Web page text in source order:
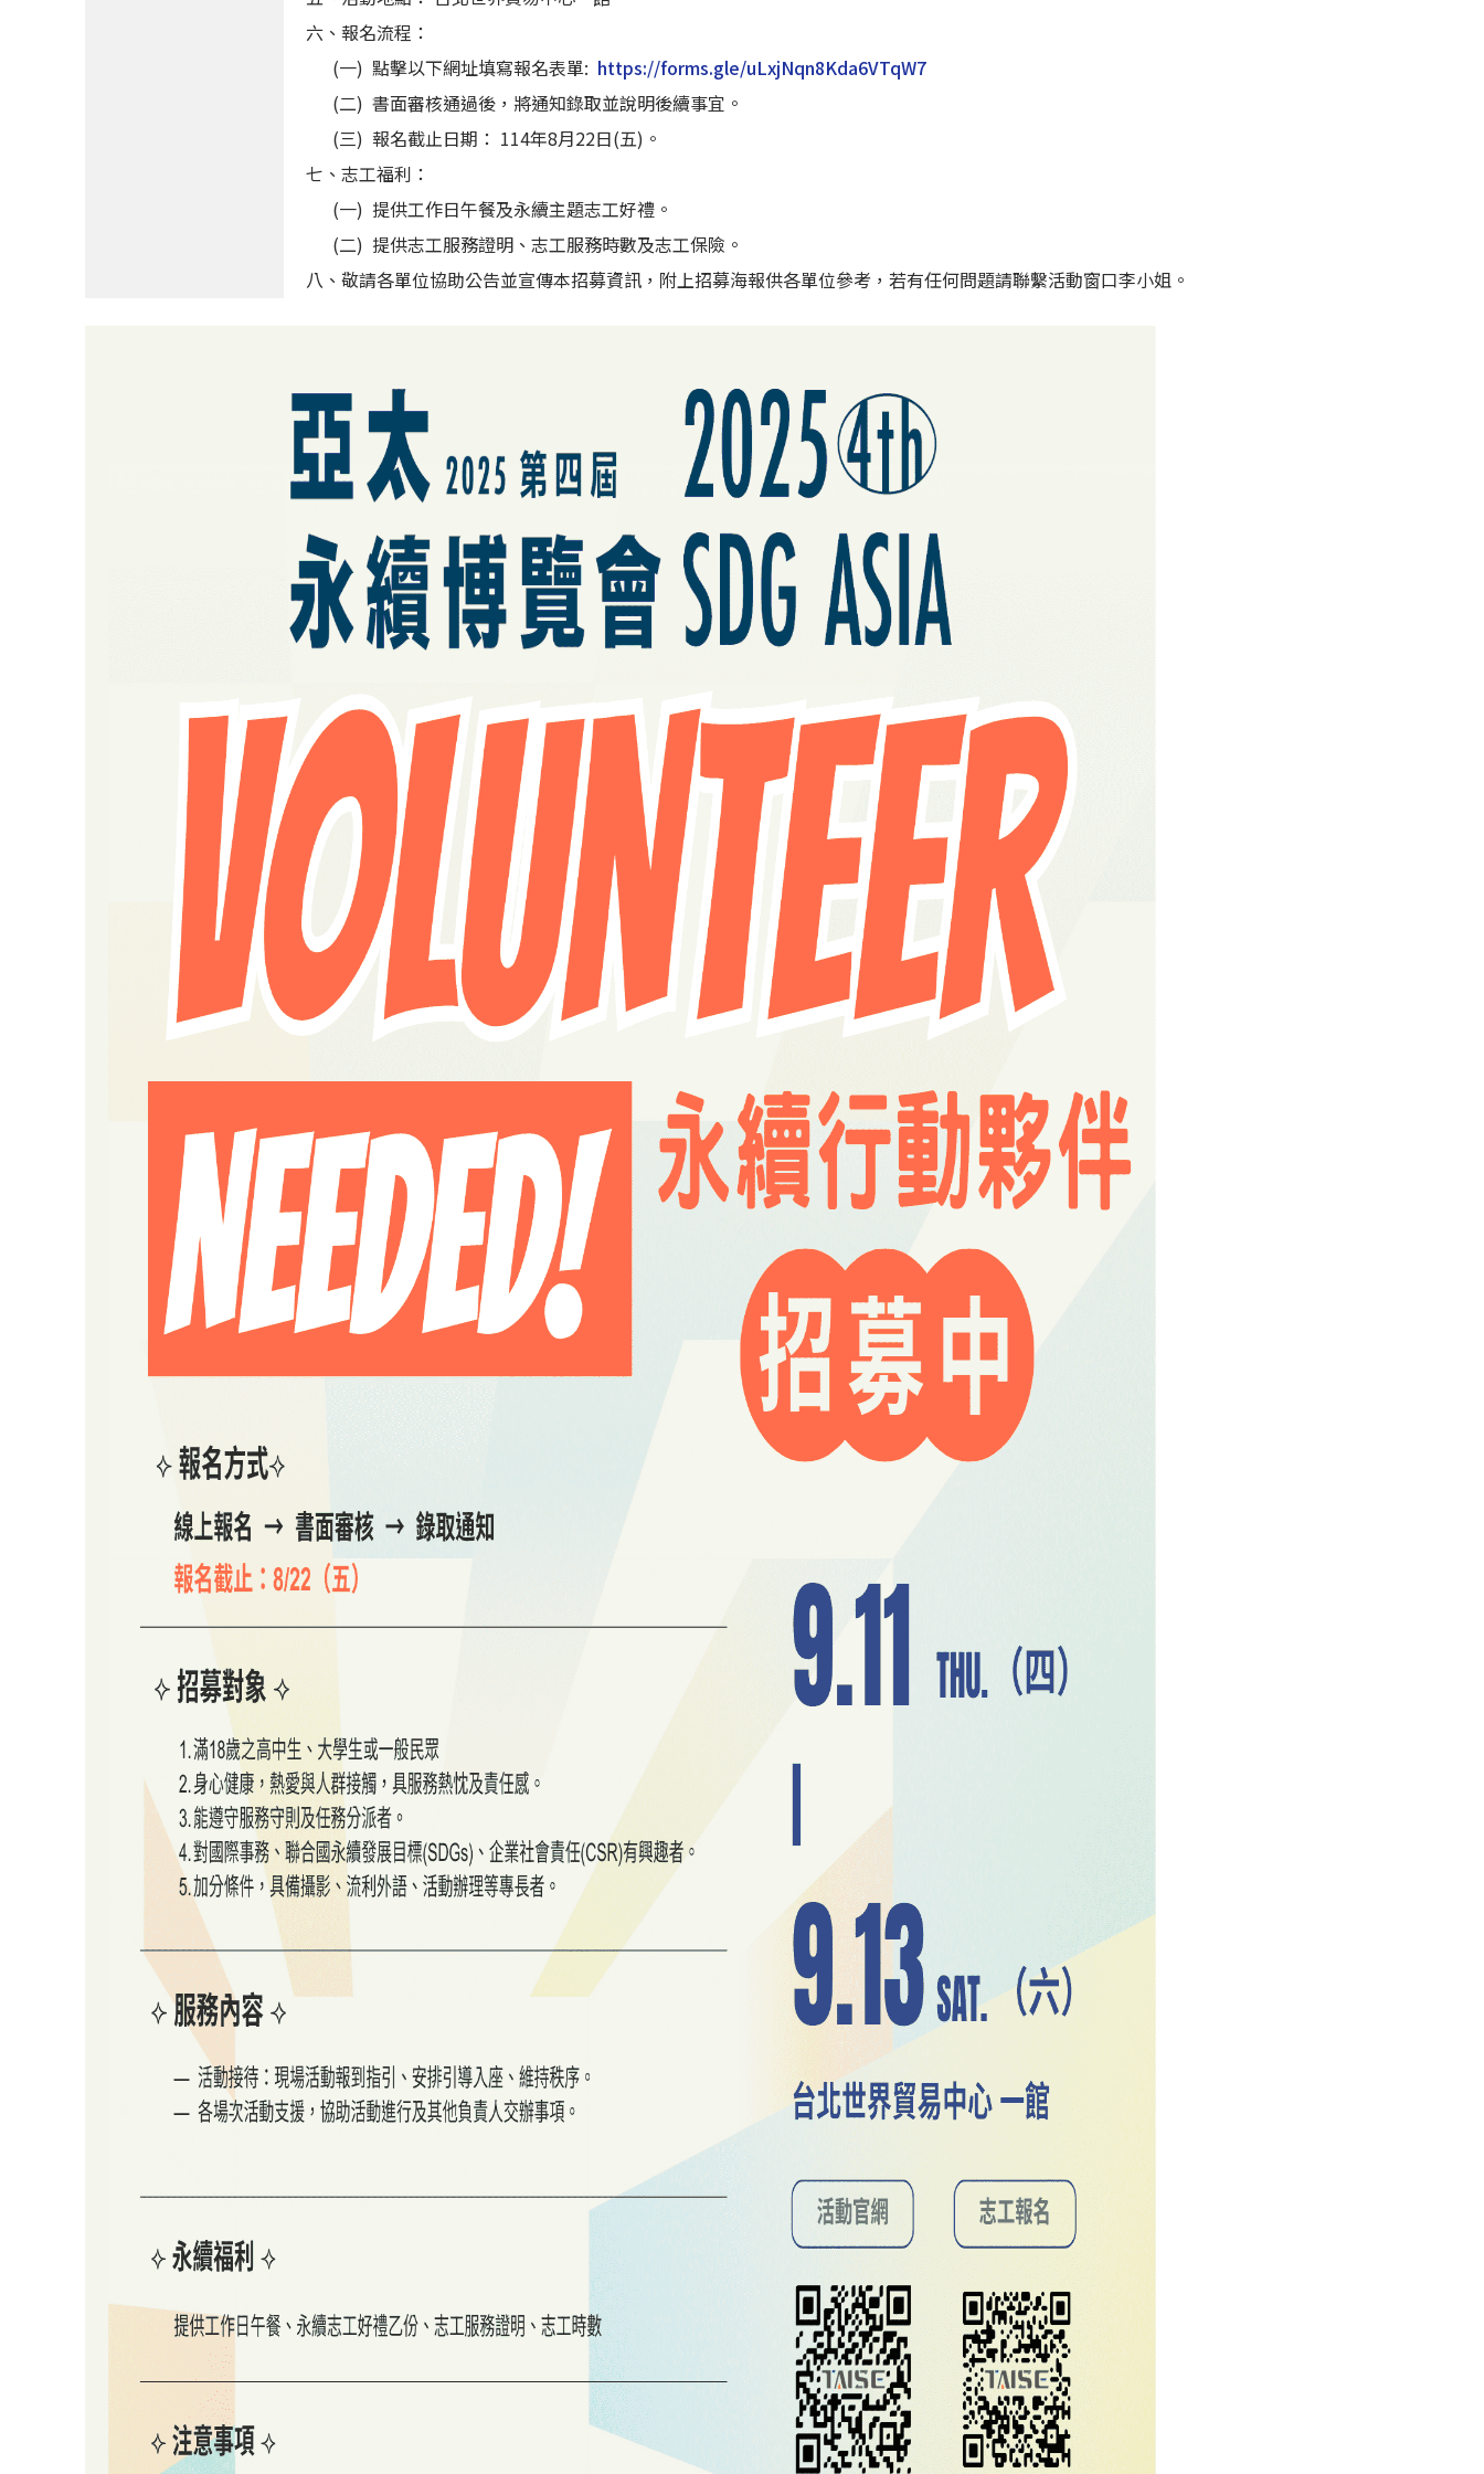
六、報名流程：
(一) 點擊以下網址填寫報名表單: https://forms.gle/uLxjNqn8Kda6VTqW7
(二) 書面審核通過後，將通知錄取並說明後續事宜。
(三) 報名截止日期： 114年8月22日(五)。
七、志工福利：
(一) 提供工作日午餐及永續主題志工好禮。
(二) 提供志工服務證明、志工服務時數及志工保險。
八、敬請各單位協助公告並宣傳本招募資訊，附上招募海報供各單位參考，若有任何問題請聯繫活動窗口李小姐。